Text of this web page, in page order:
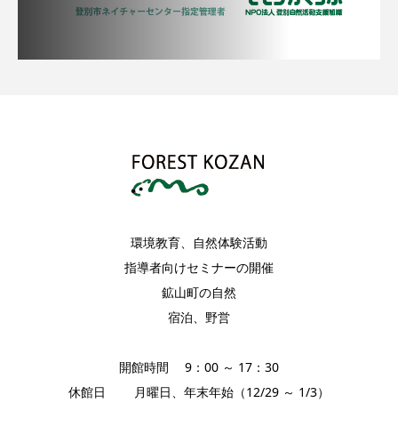
環境教育、自然体験活動
指導者向けセミナーの開催
鉱山町の自然
宿泊、野営
開館時間 9：00 ～ 17：30
休館日 月曜日、年末年始（12/29 ～ 1/3）